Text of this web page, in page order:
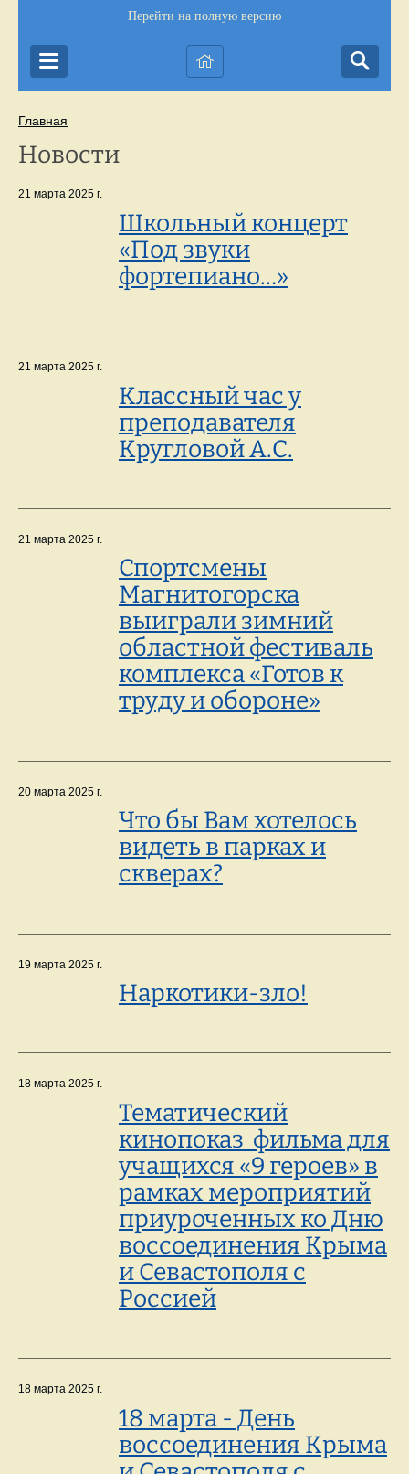
Перейти на полную версию
Главная
Новости
21 марта 2025 г.
Школьный концерт
«Под звуки
фортепиано…»
21 марта 2025 г.
Классный час у
преподавателя
Кругловой А.С.
21 марта 2025 г.
Спортсмены
Магнитогорска
выиграли зимний
областной фестиваль
комплекса «Готов к
труду и обороне»
20 марта 2025 г.
Что бы Вам хотелось
видеть в парках и
скверах?
19 марта 2025 г.
Наркотики-зло!
18 марта 2025 г.
Тематический
кинопоказ фильма для
учащихся «9 героев» в
рамках мероприятий
приуроченных ко Дню
воссоединения Крыма
и Севастополя с
Россией
18 марта 2025 г.
18 марта - День
воссоединения Крыма